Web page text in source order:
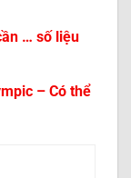
… số liệu
– Có thể